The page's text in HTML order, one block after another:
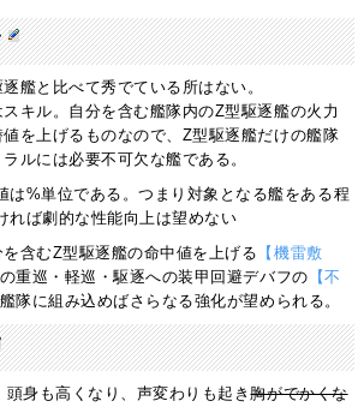
艦と比べて秀でている所はない。
キル。自分を含む艦隊内のZ型駆逐艦の火力
を上げるものなので、Z型駆逐艦だけの艦隊
ルには必要不可欠な艦である。
は%単位である。つまり対象となる艦をある程
れば劇的な性能向上は望めない
含むZ型駆逐艦の命中値を上げる 【機雷敷
重巡・軽巡・駆逐への装甲回避デバフの 【不
隊に組み込めばさらなる強化が望められる。
頭身も高くなり、声変わりも起き胸がでかくな